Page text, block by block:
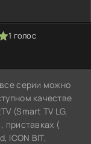
1 голос
серии можно
качестве
(Smart TV LG,
приставках (
ICON BIT,